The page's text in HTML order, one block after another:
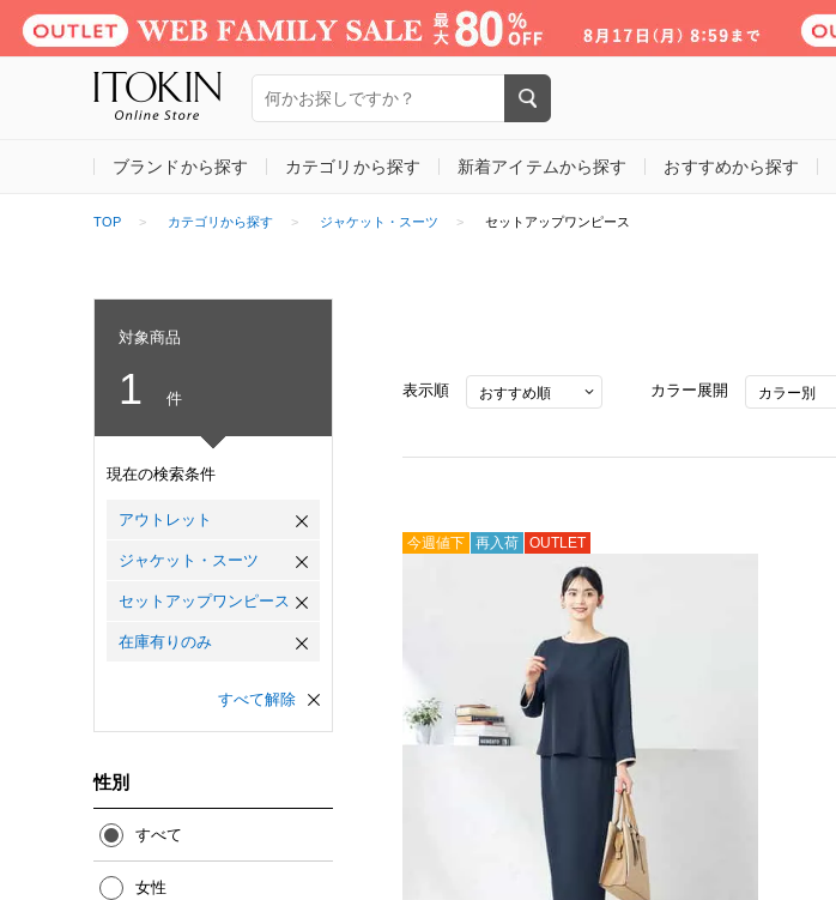
ブランドから探す カテゴリから探す 新着アイテムから探す おすすめから探す
TOP カテゴリから探す ジャケット・スーツ セットアップワンピース
対象商品
1 件
現在の検索条件
アウトレット
ジャケット・スーツ
セットアップワンピース
在庫有りのみ
すべて解除
性別
すべて
女性
表示順 カラー展開
今週値下 再入荷 OUTLET